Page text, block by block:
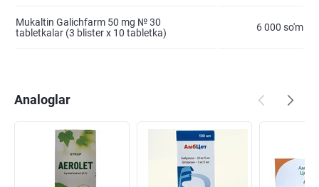
Mukaltin Galichfarm 50 mg № 30
tabletkalar (3 blister х 10 tabletka)
6 000 so'm
Analoglar